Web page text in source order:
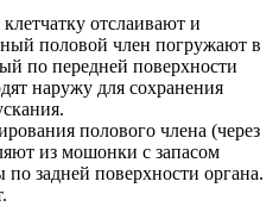
отслаивают и
половой член погружают в
по передней поверхности
наружу для сохранения
полового члена (через
из мошонки с запасом
задней поверхности органа.